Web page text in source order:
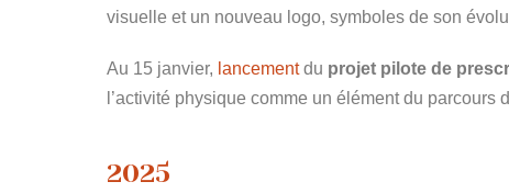
visuelle et un nouveau logo, symboles de son
Au 15 janvier, lancementdu projet pilote de
l’activité physique comme un élément du
2025